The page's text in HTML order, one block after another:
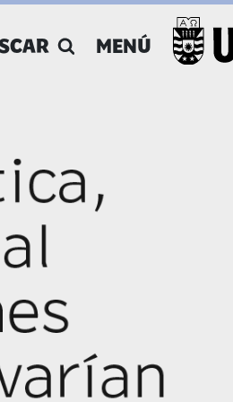
MENÚ